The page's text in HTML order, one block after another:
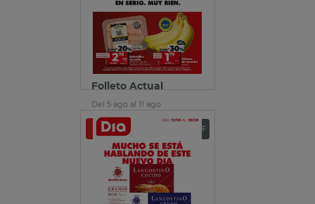
Folleto Actual
Del 5 ago al 11 ago
Ver folleto Descargar PDF